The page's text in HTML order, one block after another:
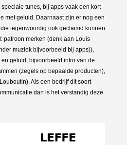
tunes, bij apps vaak een kort
met geluid. Daarnaast zijn er nog een
tegenwoordig ook geclaimd kunnen
patroon merken (denk aan Louis
muziek bijvoorbeeld bij apps)),
geluid, bijvoorbeeld intro van de
(zegels op bepaalde producten),
Als een bedrijf dit soort
dan is het verstandig deze